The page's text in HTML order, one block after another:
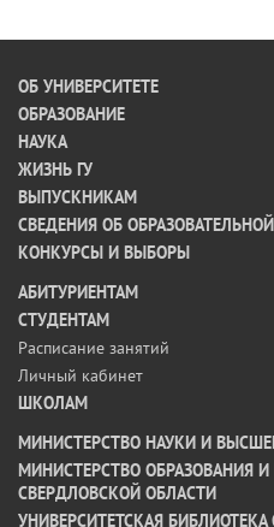
ОБ УНИВЕРСИТЕТЕ
ОБРАЗОВАНИЕ
НАУКА
ЖИЗНЬ ГУ
ВЫПУСКНИКАМ
СВЕДЕНИЯ ОБ
КОНКУРСЫ И ВЫБОРЫ
АБИТУРИЕНТАМ
СТУДЕНТАМ
Расписание занятий
Личный кабинет
ШКОЛАМ
МИНИСТЕРСТВО НАУКИ И
МИНИСТЕРСТВО ОБРАЗОВАНИЯ
СВЕРДЛОВСКОЙ ОБЛАСТИ
УНИВЕРСИТЕТСКАЯ